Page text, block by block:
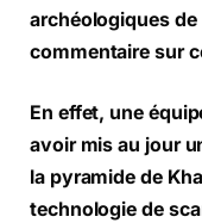
archéologiques
commentaire sur
En effet, une
avoir mis au jour
la pyramide de
technologie de